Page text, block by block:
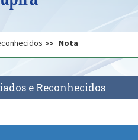
Gabinete de Segurança
Nota
e Reconhecidos